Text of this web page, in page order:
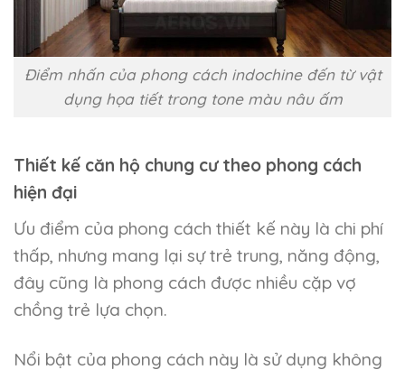
Điểm nhấn của phong cách indochine đến từ vật
dụng họa tiết trong tone màu nâu ấm
Thiết kế căn hộ chung cư theo phong cách
hiện đại
Ưu điểm của phong cách thiết kế này là chi phí
thấp, nhưng mang lại sự trẻ trung, năng động,
đây cũng là phong cách được nhiều cặp vợ
chồng trẻ lựa chọn.
Nổi bật của phong cách này là sử dụng không